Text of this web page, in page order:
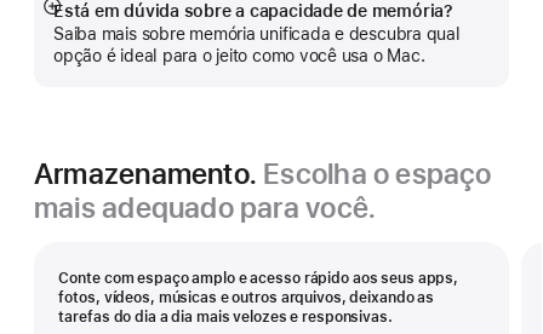
Está em dúvida sobre a capacidade de memória?
Saiba mais sobre memória unificada e descubra qual
opção é ideal para o jeito como você usa o Mac.
Mostrar
mais
Armazenamento. Escolha o espaço
mais adequado para você.
Conte com espaço amplo e acesso rápido aos seus apps,
fotos, vídeos, músicas e outros arquivos, deixando as
tarefas do dia a dia mais velozes e responsivas.